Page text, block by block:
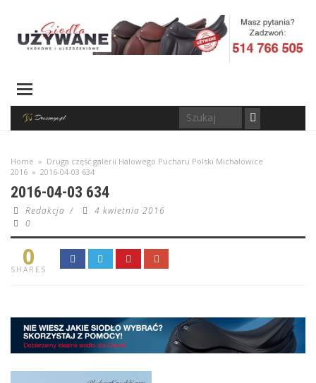
Home » Druga część galerii Halowego Pucharu Polski Michałowice
2016 » 2016-04-03 634
2016-04-03 634
Redakcja /
4 kwietnia 2016
0
0
SHARES